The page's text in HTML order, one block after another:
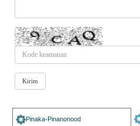
Pinaka-Pinanonood